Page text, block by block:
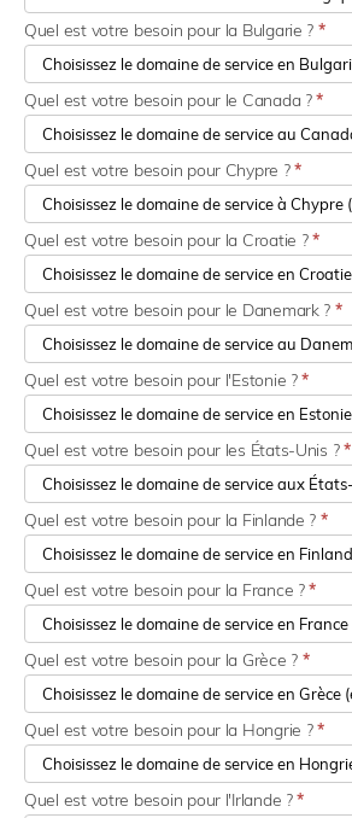
Quel est votre besoin pour la Bulgarie ? *
Quel est votre besoin pour le Canada ?*
Quel est votre besoin pour Chypre ?*
Quel est votre besoin pour la Croatie ?*
Quel est votre besoin pour le Danemark ? *
Quel est votre besoin pour l'Estonie ?*
Quel est votre besoin pour les États-Unis ?*
Quel est votre besoin pour la Finlande ? *
Quel est votre besoin pour la France ?*
Quel est votre besoin pour la Grèce ? *
Quel est votre besoin pour la Hongrie ?*
Quel est votre besoin pour l'Irlande ?*